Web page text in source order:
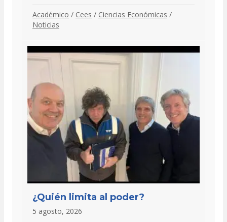
Académico / Cees / Ciencias Económicas /
Noticias
¿Quién limita al poder?
5 agosto, 2026